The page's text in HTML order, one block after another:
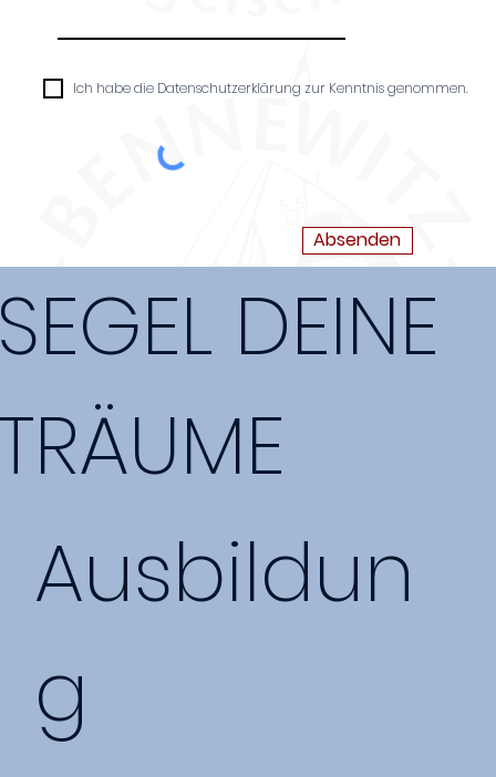
Absenden
Ich habe die Datenschutzerklärung zur Kenntnis genommen.
DEINE
Ausbildun
g